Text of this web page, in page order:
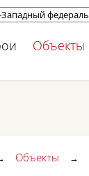
Объекты
Объекты →